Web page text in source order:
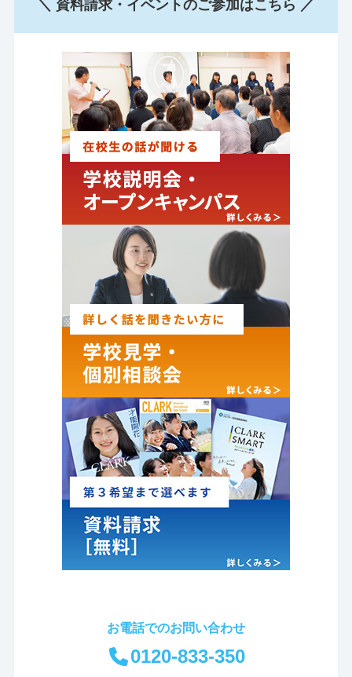
＼ 資料請求・イベントのご参加はこちら ／
お電話でのお問い合わせ
0120-833-350